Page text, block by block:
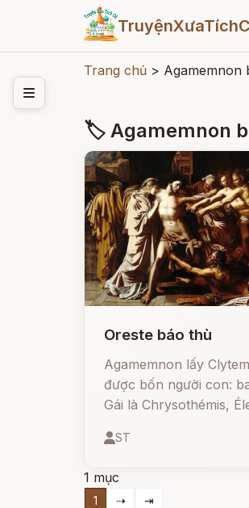
Trang chủ > Agamemnon
🏷 Agamemnon
Oreste báo thù
Agamemnon lấy
được bốn người con:
Gái là Chrysothémis,
Iphianassa); trai là
ST
1 mục
1 ⇢ ⇥